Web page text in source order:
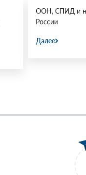
ООН, СПИД и
России
Далее